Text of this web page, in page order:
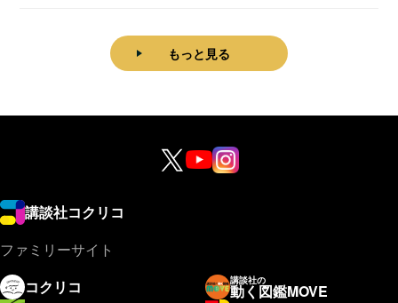
もっと見る
講談社コクリコ
ファミリーサイト
コクリコ
講談社の
動く図鑑MOVE